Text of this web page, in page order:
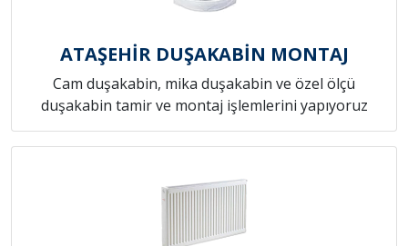
ATAŞEHİR DUŞAKABİN MONTAJ
Cam duşakabin, mika duşakabin ve özel ölçü
duşakabin tamir ve montaj işlemlerini yapıyoruz